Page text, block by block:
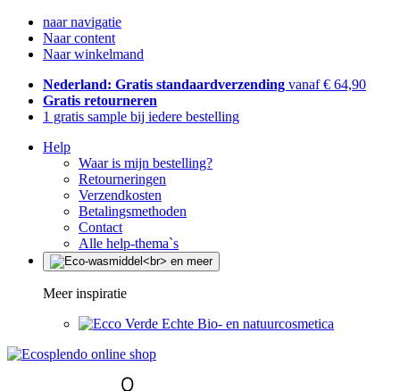
naar navigatie
Naar content
Naar winkelmand
Nederland: Gratis standaardverzending vanaf € 64,90
Gratis retourneren
1 gratis sample bij iedere bestelling
Help
Waar is mijn bestelling?
Retourneringen
Verzendkosten
Betalingsmethoden
Contact
Alle help-thema`s
Meer inspiratie
Echte Bio- en natuurcosmetica